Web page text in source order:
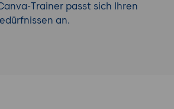
Trainer passt sich Ihren
an.